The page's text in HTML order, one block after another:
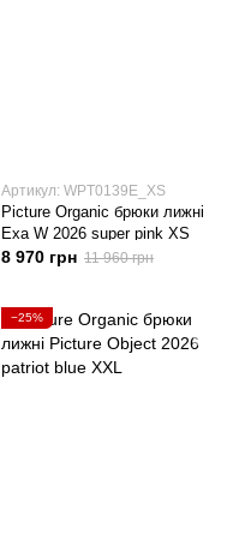
Артикул: WPT0139E_XS
Picture Organic брюки лижні
Exa W 2026 super pink XS
8 970 грн 11 960 грн
−25%